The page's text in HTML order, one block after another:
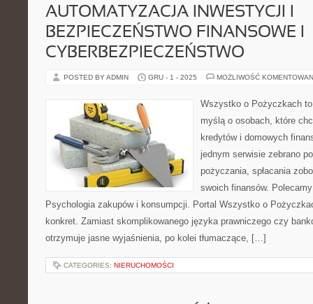
AUTOMATYZACJA INWESTYCJI I
BEZPIECZEŃSTWO FINANSOWE I
CYBERBEZPIECZEŃSTWO
POSTED BY ADMIN GRU - 1 - 2025 MOŻLIWOŚĆ
Wszystko o Pożyczkach
myślą o osobach, które
kredytów i domowych
jednym serwisie zebrano
pożyczania, spłacania
swoich finansów.
Psychologia zakupów i konsumpcji. Portal Wszystko o
konkret. Zamiast skomplikowanego języka prawniczego czy
otrzymuje jasne wyjaśnienia, po kolei tłumaczące, […]
CATEGORIES: NIERUCHOMOŚCI